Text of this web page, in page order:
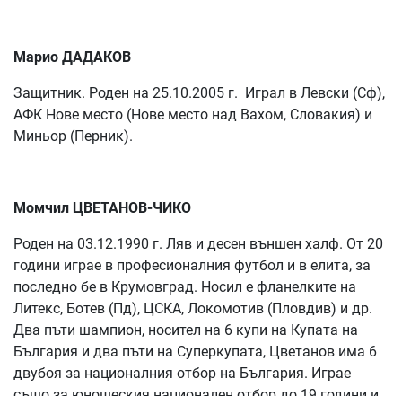
Марио ДАДАКОВ
Защитник. Роден на 25.10.2005 г. Играл в Левски (Сф),
АФК Нове место (Нове место над Вахом, Словакия) и
Миньор (Перник).
Момчил ЦВЕТАНОВ-ЧИКО
Роден на 03.12.1990 г. Ляв и десен външен халф. От 20
години играе в професионалния футбол и в елита, за
последно бе в Крумовград. Носил е фланелките на
Литекс, Ботев (Пд), ЦСКА, Локомотив (Пловдив) и др.
Два пъти шампион, носител на 6 купи на Купата на
България и два пъти на Суперкупата, Цветанов има 6
двубоя за националния отбор на България. Играе